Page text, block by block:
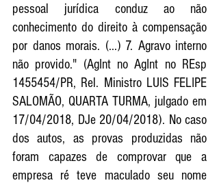
pessoal jurídica conduz ao não
conhecimento do direito à compensação
por danos morais. (...) 7. Agravo interno
não provido." (AgInt no AgInt no REsp
1455454/PR, Rel. Ministro LUIS FELIPE
SALOMÃO, QUARTA TURMA, julgado em
17/04/2018, DJe 20/04/2018). No caso
dos autos, as provas produzidas não
foram capazes de comprovar que a
empresa ré teve maculado seu nome